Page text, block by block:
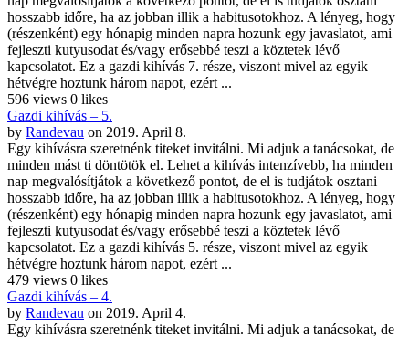
hosszabb időre, ha az jobban illik a habitusotokhoz. A lényeg, hogy
(részenként) egy hónapig minden napra hozunk egy javaslatot, ami
fejleszti kutyusodat és/vagy erősebbé teszi a köztetek lévő
kapcsolatot. Ez a gazdi kihívás 7. része, viszont mivel az egyik
hétvégre hoztunk három napot, ezért ...
596 views 0 likes
Gazdi kihívás – 5.
by Randevau on 2019. April 8.
Egy kihívásra szeretnénk titeket invitálni. Mi adjuk a tanácsokat, de
minden mást ti döntötök el. Lehet a kihívás intenzívebb, ha minden
nap megvalósítjátok a következő pontot, de el is tudjátok osztani
hosszabb időre, ha az jobban illik a habitusotokhoz. A lényeg, hogy
(részenként) egy hónapig minden napra hozunk egy javaslatot, ami
fejleszti kutyusodat és/vagy erősebbé teszi a köztetek lévő
kapcsolatot. Ez a gazdi kihívás 5. része, viszont mivel az egyik
hétvégre hoztunk három napot, ezért ...
479 views 0 likes
Gazdi kihívás – 4.
by Randevau on 2019. April 4.
Egy kihívásra szeretnénk titeket invitálni. Mi adjuk a tanácsokat, de